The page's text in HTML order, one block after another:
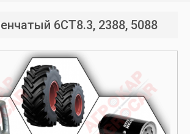
6СТ8.3, 2388, 5088